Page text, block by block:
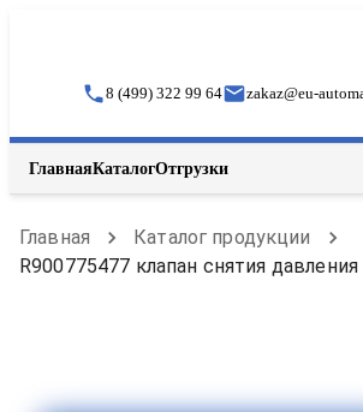
8 (499) 322 99 64 zakaz@eu-
ГлавнаяКаталогОтгрузки
Главная
Каталог продукции
R900775477 клапан снятия давления